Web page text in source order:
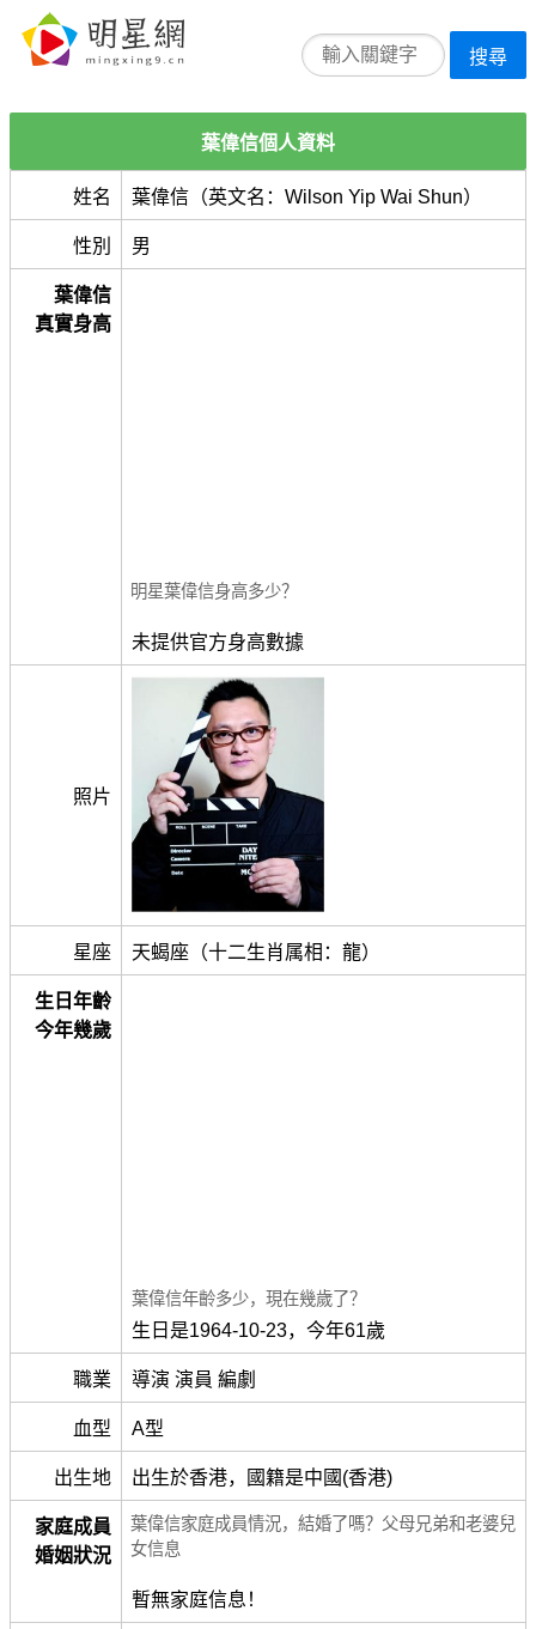
搜尋
葉偉信個人資料
姓名 葉偉信（英文名：Wilson Yip Wai Shun）
性別 男
葉偉信
真實身高
明星葉偉信身高多少？
未提供官方身高數據
照片
星座 天蝎座（十二生肖属相：龍）
生日年齡
今年幾歲
葉偉信年齡多少，現在幾歲了？
生日是1964-10-23，今年61歲
職業 導演 演員 編劇
血型 A型
出生地 出生於香港，國籍是中國(香港)
家庭成員
婚姻狀況
葉偉信家庭成員情況，結婚了嗎？父母兄弟和老婆兒
女信息
暫無家庭信息！